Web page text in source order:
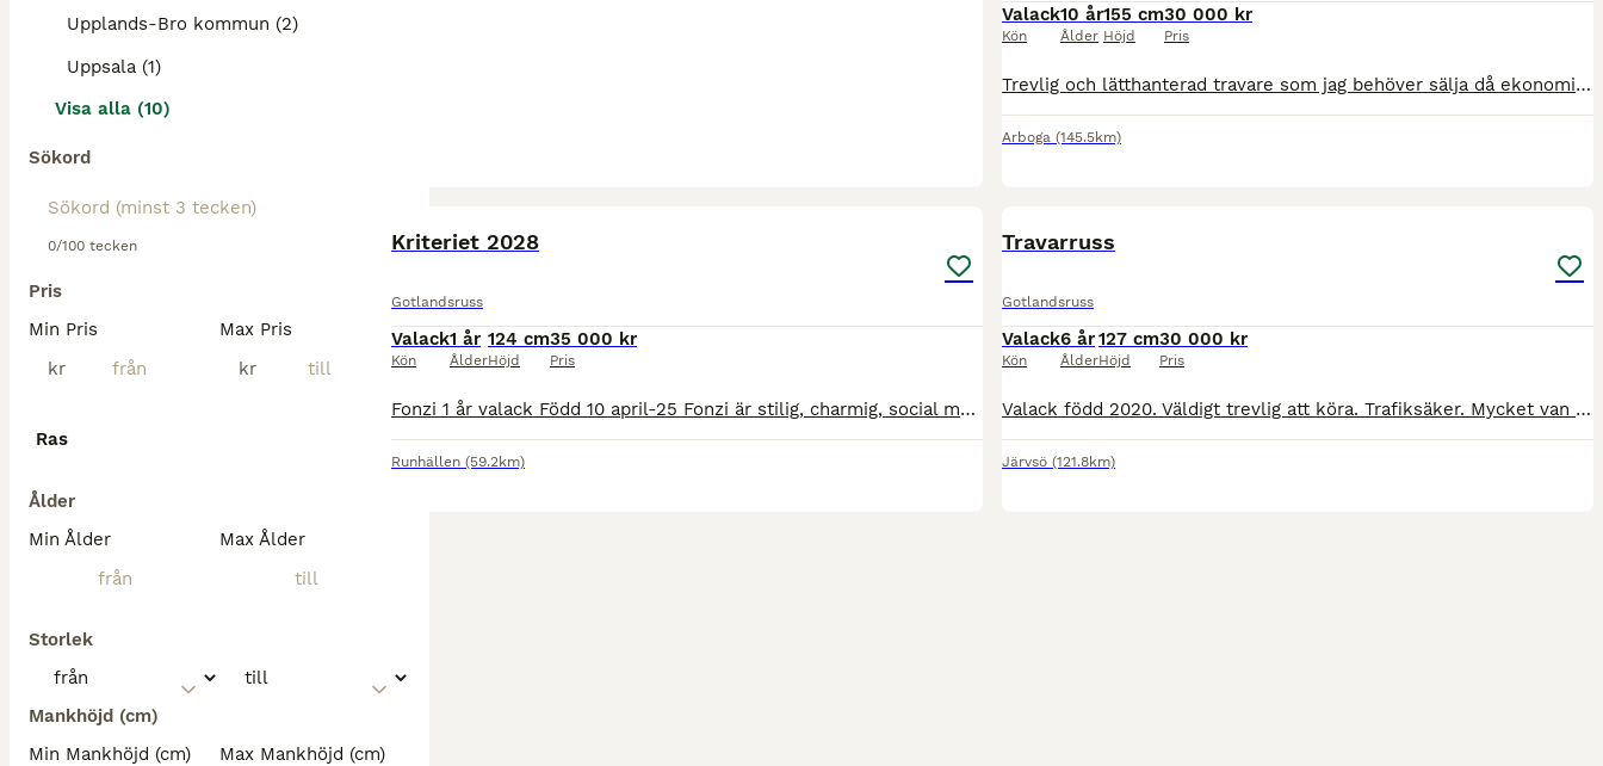
Upplands-Bro kommun (2)
Uppsala (1)
Visa alla (10)
Sökord
0/100 tecken
Pris
Min Pris
kr
Max Pris
kr
Ras
Ålder
Min Ålder
Max Ålder
Storlek
Mankhöjd (cm)
Min Mankhöjd (cm)
Max Mankhöjd (cm)
Valack
Kön
10 år
Ålder
155 cm
Höjd
30 000 kr
Pris
Trevlig och lätthanterad travare som jag behöver sälja då ekonomin inte längre gör att jag kan ha honom kvar. Han är är lättlastad, trafiksäker och lättkörd, gillar att motionera och lunkar på i skoge
Arboga (145.5km)
Kriteriet 2028
Gotlandsruss
Valack
Kön
1 år
Ålder
124 cm
Höjd
35 000 kr
Pris
Fonzi 1 år valack Född 10 april-25 Fonzi är stilig, charmig, social men känslig kille som vill komma till en ponnytravsatsande erfaren familj. Han har fått vaccin A, B och C. Han är regelbundet a
Runhällen (59.2km)
Travarruss
Gotlandsruss
Valack
Kön
6 år
Ålder
127 cm
Höjd
30 000 kr
Pris
Valack född 2020. Väldigt trevlig att köra. Trafiksäker. Mycket van med barn, inga olater. Ej inriden vad vi vet, hos oss har vi inte provat då han är för het för den tilltänkta ryttaren. Snäll att ha
Järvsö (121.8km)